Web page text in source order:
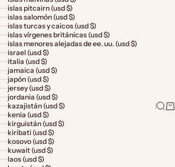
islas pitcairn (usd $)
islas salomón (usd $)
islas turcas y caicos (usd $)
islas vírgenes británicas (usd $)
islas menores alejadas de ee. uu. (usd $)
israel (usd $)
italia (usd $)
jamaica (usd $)
japón (usd $)
jersey (usd $)
jordania (usd $)
kazajistán (usd $)
kenia (usd $)
kirguistán (usd $)
kiribati (usd $)
kosovo (usd $)
kuwait (usd $)
laos (usd $)